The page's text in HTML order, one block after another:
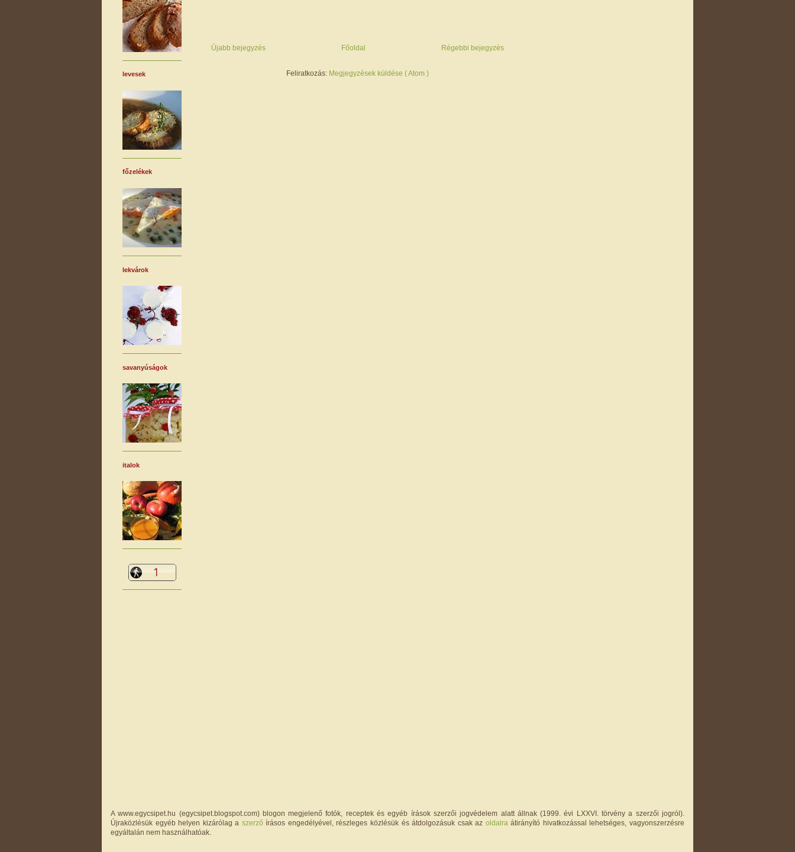
Újabb bejegyzés Régebbi bejegyzés
Főoldal
Feliratkozás: Megjegyzések küldése ( Atom )
levesek
főzelékek
lekvárok
savanyúságok
italok
A www.egycsipet.hu (egycsipet.blogspot.com) blogon megjelenő fotók, receptek és egyéb írások szerzői jogvédelem alatt állnak (1999. évi LXXVI. törvény a szerzői jogról).
Újraközlésük egyéb helyen kizárólag a szerző írásos engedélyével, részleges közlésük és átdolgozásuk csak az oldalraátirányító hivatkozással lehetséges, vagyonszerzésre
egyáltalán nem használhatóak.